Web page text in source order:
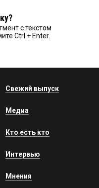
с текстом
Ctrl + Enter.
Свежий выпуск
Медиа
Кто есть кто
Интервью
Мнения